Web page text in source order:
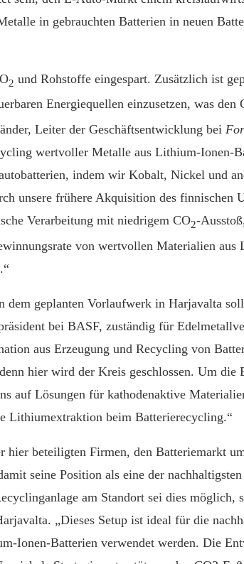
in gebrauchten Batterien in neuen
2 und Rohstoffe eingespart. Zusätzlich ist
Energiequellen einzusetzen, was den
Leiter der Geschäftsentwicklung bei
wertvoller Metalle aus Lithium-Ionen-
indem wir Kobalt, Nickel und
unsere frühere Akquisition des finnischen
Verarbeitung mit niedrigem CO2-
von wertvollen Materialien
dem geplanten Vorlaufwerk in Harjavalta
bei BASF, zuständig für
aus Erzeugung und Recycling von
hier wird der Kreis geschlossen. Um die
auf Lösungen für kathodenaktive
Lithiumextraktion beim Batterierecycling.“
hier beteiligten Firmen, den Batteriemarkt
seine Position als eine der
am Standort sei dies möglich,
„Dieses Setup ist ideal für die
Ionen-Batterien verwendet werden. Die